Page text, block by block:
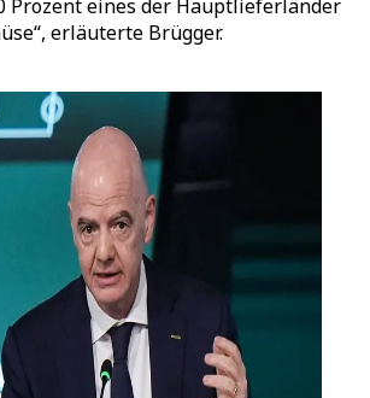
Prozent eines der Hauptlieferländer
erläuterte Brügger.